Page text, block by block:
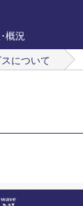
概況
について